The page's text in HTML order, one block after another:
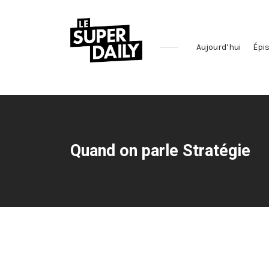
podcast
des
Aujourd’hui
Quand on parle Stratégie